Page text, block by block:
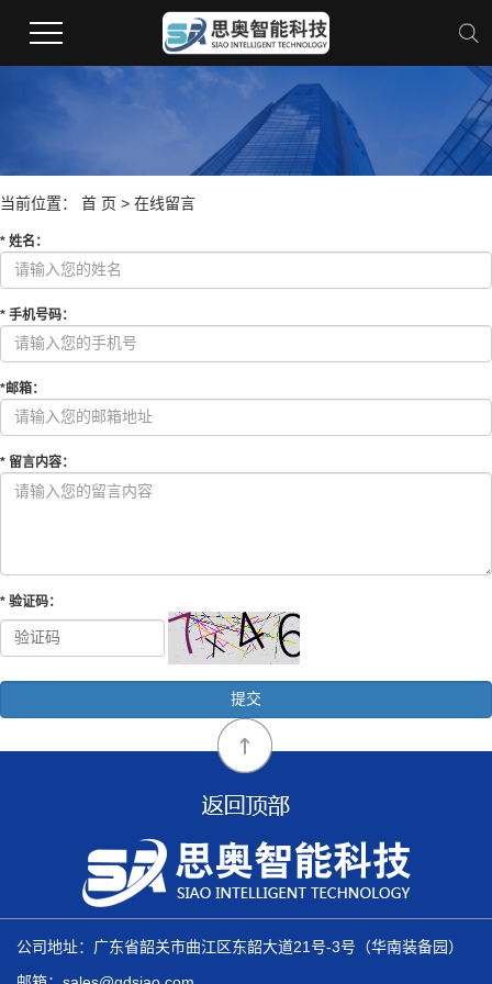
当前位置： 首 页 > 在线留言
* 姓名 ：
* 手机号码：
*邮箱：
* 留言内容：
* 验证码：
公司地址：广东省韶关市曲江区东韶大道21号-3号（华南装备园）